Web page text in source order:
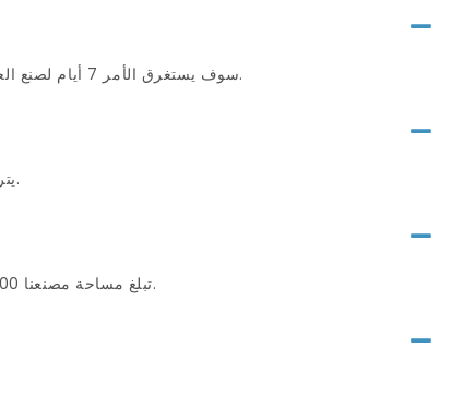
سوف يستغرق الأمر 7 أيام لصنع العينات، ومهلة الإنتاج الضخم هي 20-30 يوم عمل بعد أن نتلقى العينة والودائع المعتمدة من العميل.
يتراوح موك لدينا من 5000 قطعة إلى 20000 قطعة لكل تصميم وفقًا للديكور والمتطلبات المختلفة.
تبلغ مساحة مصنعنا 10,000 متر مربع ويضم 100 موظف و5 خطوط إنتاج. نحن ننتج 70 مليون مجموعة من الأنابيب سنويًا.